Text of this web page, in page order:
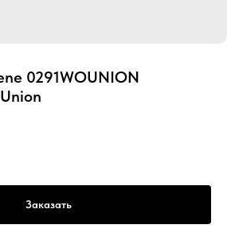
0291WOUNION
Заказать